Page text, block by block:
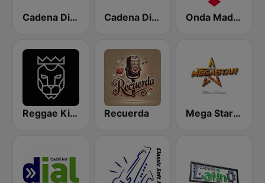
Cadena Dial Esencial Cadena Dial Andalucía Este 91.8 FM Onda Madrid
Reggae King Radio Recuerda Mega Star España